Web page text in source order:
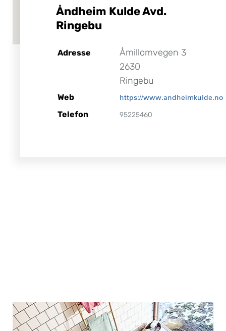
Åndheim Kulde Avd.
Ringebu
Adresse
Åmillomvegen 3
2630
Ringebu
Web https://www.andheimkulde.no
Telefon 95225460